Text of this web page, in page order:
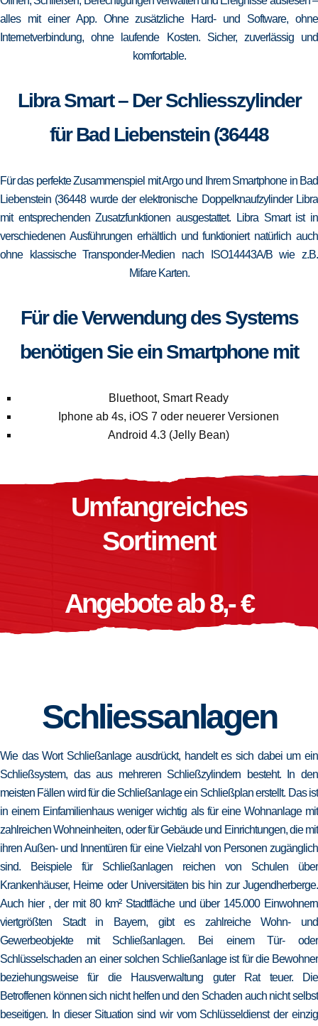
alles mit einer App. Ohne zusätzliche Hard- und Software, ohne
Internetverbindung, ohne laufende Kosten. Sicher, zuverlässig und
komfortable.
Libra Smart – Der Schliesszylinder
für Bad Liebenstein (36448
Für das perfekte Zusammenspiel mit Argo und Ihrem Smartphone in Bad
Liebenstein (36448 wurde der elektronische Doppelknaufzylinder Libra
mit entsprechenden Zusatzfunktionen ausgestattet. Libra Smart ist in
verschiedenen Ausführungen erhältlich und funktioniert natürlich auch
ohne klassische Transponder-Medien nach ISO14443A/B wie z.B.
Mifare Karten.
Für die Verwendung des Systems
benötigen Sie ein Smartphone mit
Bluethoot, Smart Ready
Iphone ab 4s, iOS 7 oder neuerer Versionen
Android 4.3 (Jelly Bean)
Umfangreiches
Sortiment
Angebote ab 8,- €
Schliessanlagen
Wie das Wort Schließanlage ausdrückt, handelt es sich dabei um ein
Schließsystem, das aus mehreren Schließzylindern besteht. In den
meisten Fällen wird für die Schließanlage ein Schließplan erstellt. Das ist
in einem Einfamilienhaus weniger wichtig als für eine Wohnanlage mit
zahlreichen Wohneinheiten, oder für Gebäude und Einrichtungen, die mit
ihren Außen- und Innentüren für eine Vielzahl von Personen zugänglich
sind. Beispiele für Schließanlagen reichen von Schulen über
Krankenhäuser, Heime oder Universitäten bis hin zur Jugendherberge.
Auch hier , der mit 80 km² Stadtfläche und über 145.000 Einwohnern
viertgrößten Stadt in Bayern, gibt es zahlreiche Wohn- und
Gewerbeobjekte mit Schließanlagen. Bei einem Tür- oder
Schlüsselschaden an einer solchen Schließanlage ist für die Bewohner
beziehungsweise für die Hausverwaltung guter Rat teuer. Die
Betroffenen können sich nicht helfen und den Schaden auch nicht selbst
beseitigen. In dieser Situation sind wir vom Schlüsseldienst der einzig